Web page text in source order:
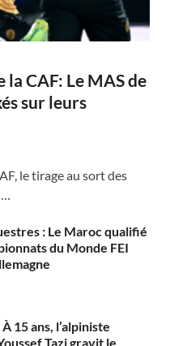
la CAF: Le MAS de
sur leurs
le tirage au sort des
: Le Maroc qualifié
du Monde FEI
15 ans, l’alpiniste
Tazi gravit le